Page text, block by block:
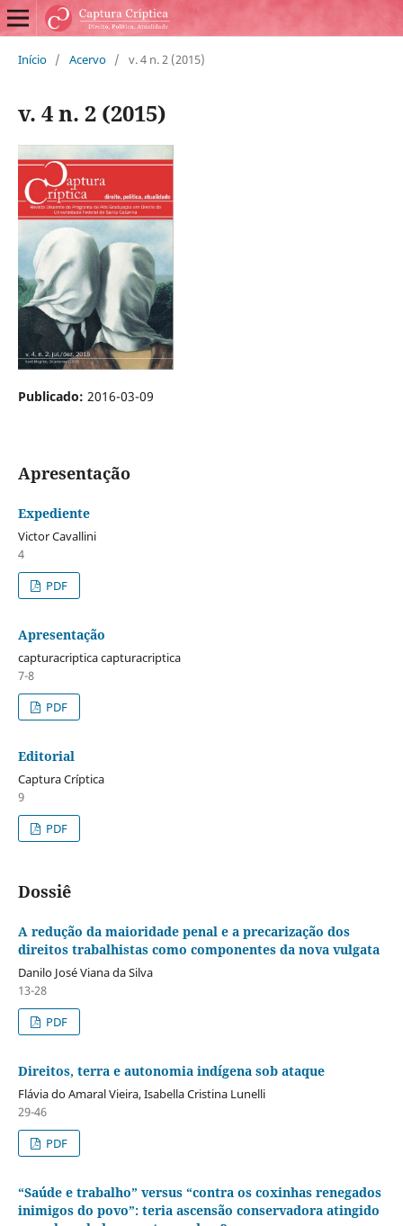
Início / Acervo / v. 4 n. 2 (2015)
v. 4 n. 2 (2015)
Publicado: 2016-03-09
Apresentação
Expediente
Victor Cavallini
4
PDF
Apresentação
capturacriptica capturacriptica
7-8
PDF
Editorial
Captura Críptica
9
PDF
Dossiê
A redução da maioridade penal e a precarização dos
direitos trabalhistas como componentes da nova vulgata
Danilo José Viana da Silva
13-28
PDF
Direitos, terra e autonomia indígena sob ataque
Flávia do Amaral Vieira, Isabella Cristina Lunelli
29-46
PDF
“Saúde e trabalho” versus “contra os coxinhas renegados
inimigos do povo”: teria ascensão conservadora atingido